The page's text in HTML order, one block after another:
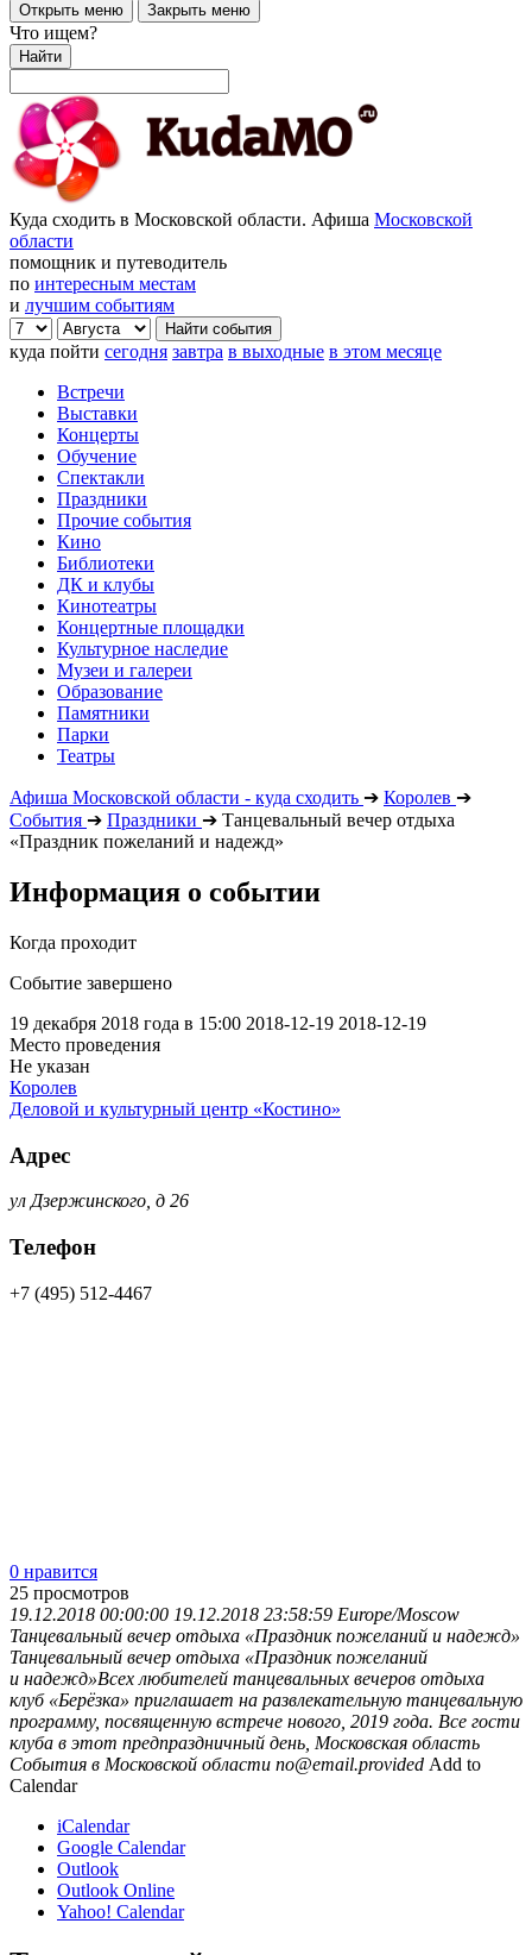
Открыть меню Закрыть меню
Что ищем?
Найти
Куда сходить в Московской области. Афиша Московской
области
помощник и путеводитель
по интересным местам
и лучшим событиям
куда пойти сегодня завтра в выходные в этом месяце
Встречи
Выставки
Концерты
Обучение
Спектакли
Праздники
Прочие события
Кино
Библиотеки
ДК и клубы
Кинотеатры
Концертные площадки
Культурное наследие
Музеи и галереи
Образование
Памятники
Парки
Театры
Афиша Московской области - куда сходить ➔ Королев ➔
События ➔ Праздники ➔ Танцевальный вечер отдыха
«Праздник пожеланий и надежд»
Информация о событии
Когда проходит
Событие завершено
19 декабря 2018 года в 15:00 2018-12-19 2018-12-19
Место проведения
Не указан
Королев
Деловой и культурный центр «Костино»
Адрес
ул Дзержинского, д 26
Телефон
+7 (495) 512-4467
0 нравится
25 просмотров
19.12.2018 00:00:00 19.12.2018 23:58:59 Europe/Moscow
Танцевальный вечер отдыха «Праздник пожеланий и надежд»
Танцевальный вечер отдыха «Праздник пожеланий
и надежд»Всех любителей танцевальных вечеров отдыха
клуб «Берёзка» приглашает на развлекательную танцевальную
программу, посвященную встрече нового, 2019 года. Все гости
клуба в этот предпраздничный день, Московская область
События в Московской области no@email.provided Add to
Calendar
iCalendar
Google Calendar
Outlook
Outlook Online
Yahoo! Calendar